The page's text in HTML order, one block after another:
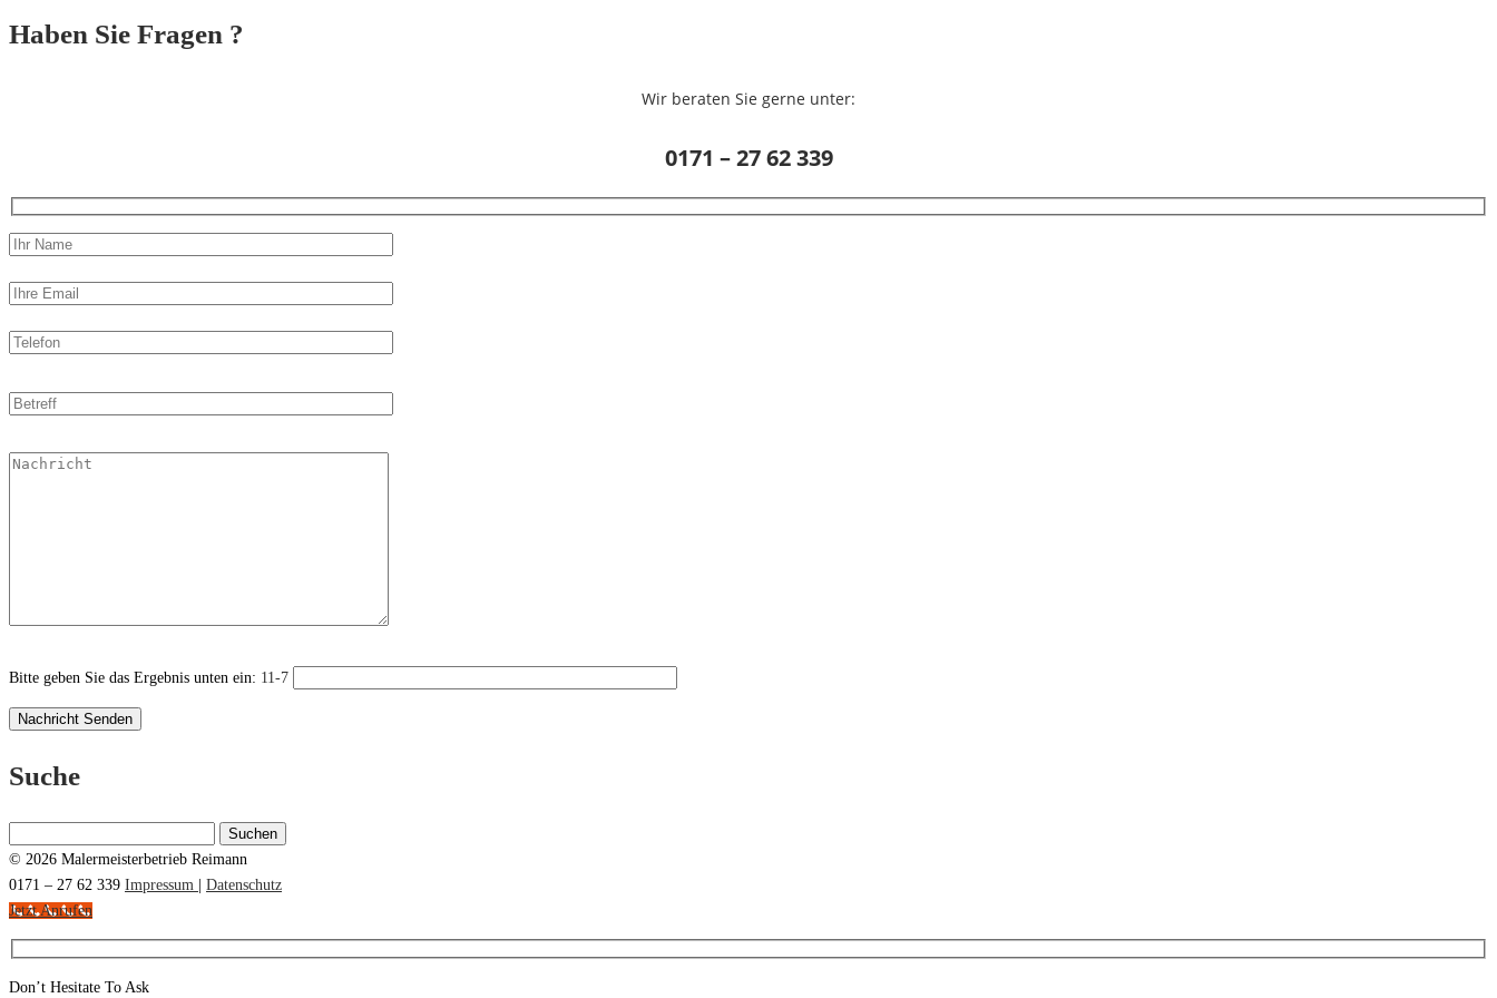
Haben Sie Fragen ?
Wir beraten Sie gerne unter:
0171 – 27 62 339
Bitte geben Sie das Ergebnis unten ein: 11-7
Suche
nach:
© 2026 Malermeisterbetrieb Reimann
0171 – 27 62 339 Impressum
Datenschutz
Jetzt Anrufen
Don’t Hesitate To Ask